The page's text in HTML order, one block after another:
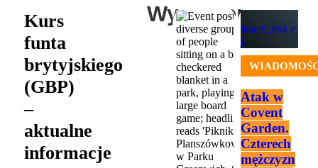
Kurs
funta
brytyjskiego
(GBP)
–
aktualne
informacje
Wydarzenia
insert_link
Atak w
Covent
Garden.
Czterech
mężczyzn